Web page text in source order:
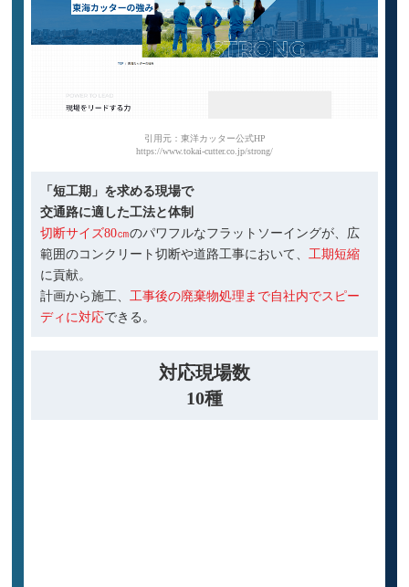
引用元：東洋カッター公式HP
https://www.tokai-cutter.co.jp/strong/
「短工期」を求める現場で
交通路に適した工法と体制
切断サイズ80㎝のパワフルなフラットソーイングが、広
範囲のコンクリート切断や道路工事において、 工期短縮
に貢献。
計画から施工、 工事後の廃棄物処理まで自社内でスピー
ディに対応できる。
対応現場数
10種